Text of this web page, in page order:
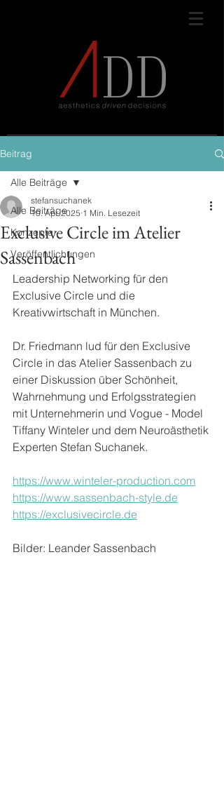
Beitrag
Alle Beiträge
Konzepte
Veröffentlichungen
Alle Beiträge
Exclusive Circle im Atelier
Sassenbach
stefansuchanek
10. Apr. 2025 1 Min. Lesezeit
Leadership Networking für den
Exclusive Circle und die
Kreativwirtschaft in München.
Dr. Friedmann lud für den Exclusive
Circle in das Atelier Sassenbach zu
einer Diskussion über Schönheit,
Wahrnehmung und Erfolgsstrategien
mit Unternehmerin und Vogue - Model
Tiffany Winteler und dem Neuroästhetik
Experten Stefan Suchanek.
https://www.winteler-production.com
https://www.sassenbach-style.de
https://exclusivecircle.de
Bilder: Leander Sassenbach